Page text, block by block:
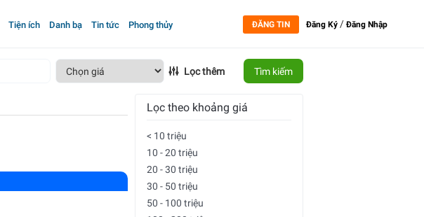
Tiện ích Danh bạ Tin tức Phong thủy ĐĂNG TIN Đăng Ký /Đăng Nhập
Lọc thêm Tìm kiếm
Lọc theo khoảng giá
< 10 triệu
10 - 20 triệu
20 - 30 triệu
30 - 50 triệu
50 - 100 triệu